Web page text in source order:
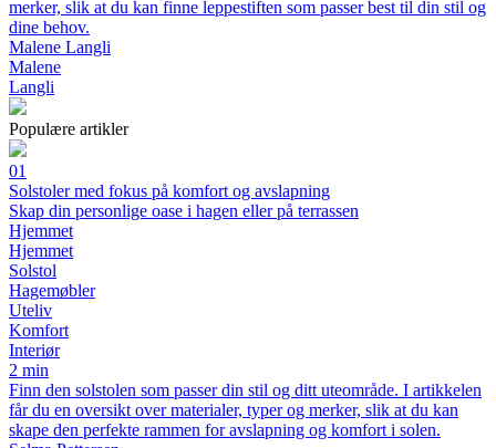
merker, slik at du kan finne leppestiften som passer best til din stil og
dine behov.
Malene Langli
Malene
Langli
Populære artikler
01
Solstoler med fokus på komfort og avslapning
Skap din personlige oase i hagen eller på terrassen
Hjemmet
Hjemmet
Solstol
Hagemøbler
Uteliv
Komfort
Interiør
2 min
Finn den solstolen som passer din stil og ditt uteområde. I artikkelen
får du en oversikt over materialer, typer og merker, slik at du kan
skape den perfekte rammen for avslapning og komfort i solen.